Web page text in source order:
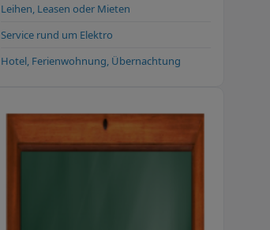
Leihen, Leasen oder Mieten
Service rund um Elektro
Hotel, Ferienwohnung, Übernachtung